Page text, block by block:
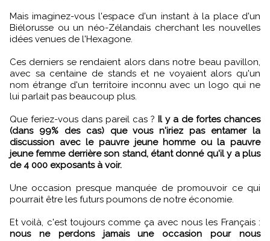
Mais imaginez-vous l'espace d'un instant à la place d'un
Biélorusse ou un néo-Zélandais cherchant les nouvelles
idées venues de l'Hexagone.
Ces derniers se rendaient alors dans notre beau pavillon,
avec sa centaine de stands et ne voyaient alors qu'un
nom étrange d'un territoire inconnu avec un logo qui ne
lui parlait pas beaucoup plus.
Que feriez-vous dans pareil cas ? Il y a de fortes chances
(dans 99% des cas) que vous n'iriez pas entamer la
discussion avec le pauvre jeune homme ou la pauvre
jeune femme derrière son stand, étant donné qu'il y a plus
de 4 000 exposants à voir.
Une occasion presque manquée de promouvoir ce qui
pourrait être les futurs poumons de notre économie.
Et voilà, c'est toujours comme ça avec nous les Français :
nous ne perdons jamais une occasion pour nous